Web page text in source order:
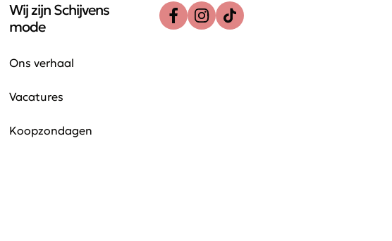
Wij zijn Schijvens
mode
Ons verhaal
Vacatures
Koopzondagen